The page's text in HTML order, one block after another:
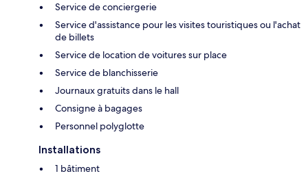
Service de conciergerie
Service d'assistance pour les visites touristiques ou l'achat
de billets
Service de location de voitures sur place
Service de blanchisserie
Journaux gratuits dans le hall
Consigne à bagages
Personnel polyglotte
Installations
1 bâtiment